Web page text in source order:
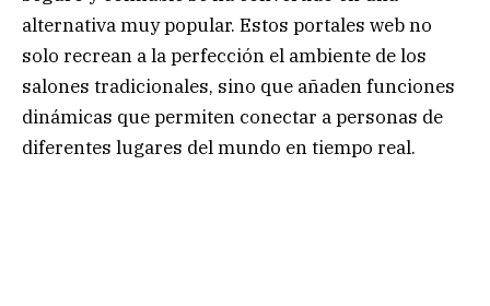
alternativa muy popular. Estos portales web no
solo recrean a la perfección el ambiente de los
salones tradicionales, sino que añaden funciones
dinámicas que permiten conectar a personas de
diferentes lugares del mundo en tiempo real.